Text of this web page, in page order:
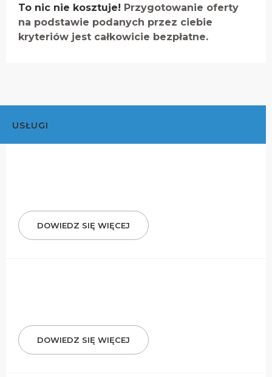
To nic nie kosztuje! Przygotowanie oferty
na podstawie podanych przez ciebie
kryteriów jest całkowicie bezpłatne.
USŁUGI
DOWIEDZ SIĘ WIĘCEJ
DOWIEDZ SIĘ WIĘCEJ